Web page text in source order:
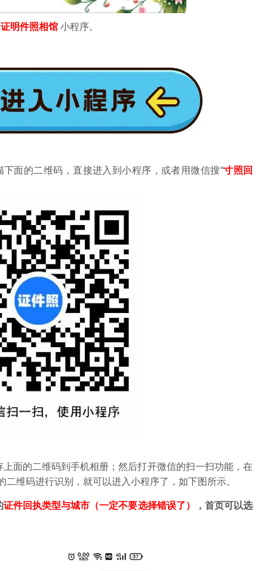
证明件照相馆 小程序。
下面的二维码，直接进入到小程序，或者用微信搜“寸照回
面的二维码到手机相册；然后打开微信的扫一扫功能，在
二维码进行识别，就可以进入小程序了，如下图所示。
证件回执类型与城市（一定不要选择错误了） ，首页可以选